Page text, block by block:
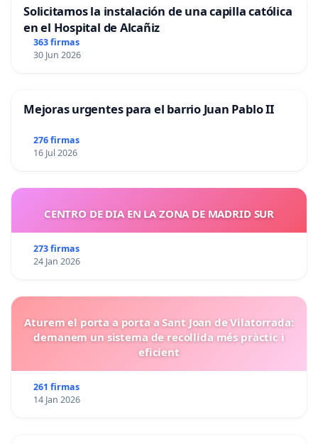
Solicitamos la instalación de una capilla católica
en el Hospital de Alcañiz
363 firmas
30 Jun 2026
Mejoras urgentes para el barrio Juan Pablo II
276 firmas
16 Jul 2026
CENTRO DE DIA EN LA ZONA DE MADRID SUR
273 firmas
24 Jan 2026
Aturem el porta a porta a Sant Joan de Vilatorrada:
demanem un sistema de recollida més pràctic i
eficient
261 firmas
14 Jan 2026